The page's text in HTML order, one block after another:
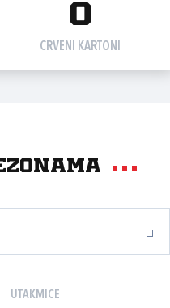
0
CRVENI KARTONI
UTAKMICE